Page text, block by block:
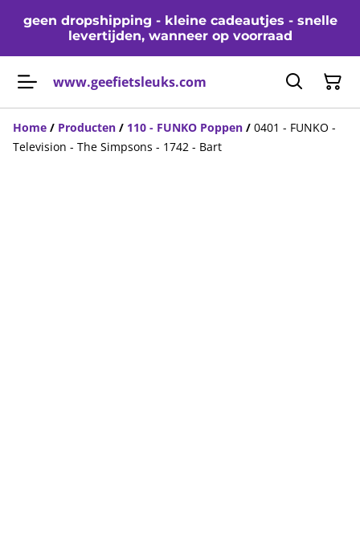
geen dropshipping - kleine cadeautjes - snelle
levertijden, wanneer op voorraad
www.geefietsleuks.com
Home / Producten / 110 - FUNKO Poppen / 0401 - FUNKO -
Television - The Simpsons - 1742 - Bart